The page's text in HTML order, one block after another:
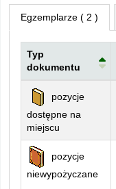
Egzemplarze ( 2 )
Egzemplarze
Typ
dokumentu
pozycje
dostępne na
miejscu
pozycje
niewypożyczane